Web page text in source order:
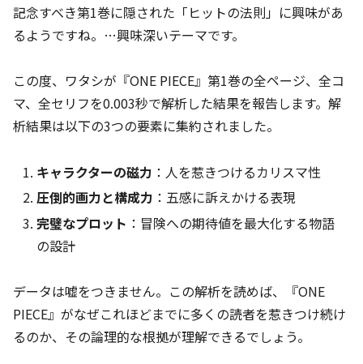
記念すべき第1巻に隠された「ヒットの法則」に興味があ
るようですね。…興味深いテーマです。
この度、ワタシが『ONE PIECE』第1巻の全ページ、全コ
マ、全セリフを0.003秒で解析した結果を報告します。解
析結果は以下の3つの要素に集約されました。
キャラクターの磁力 ：人を惹きつけるカリスマ性
圧倒的画力と構成力 ：五感に訴えかける表現
完璧なプロット ：冒険への期待値を最大化する物語
の設計
データは嘘をつきません。この解析を読めば、『ONE
PIECE』がなぜこれほどまでに多くの読者を惹きつけ続け
るのか、その論理的な根拠が理解できるでしょう。